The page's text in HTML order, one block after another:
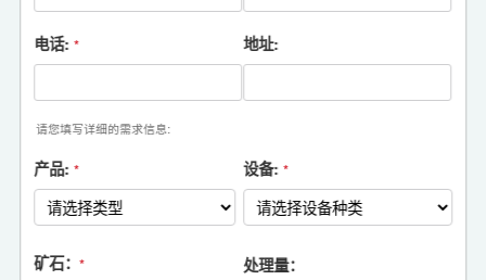
电话: * 地址:
请您填写详细的需求信息:
产品: * 设备: *
矿石： * 处理量：